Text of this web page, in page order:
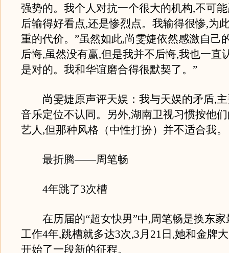
强势的。我个人对抗一个很大的机构,不可
后输得好看点,还是惨烈点。我输得很惨,为
重的代价。”虽然如此,尚雯婕依然感激自己
后悔,虽然没有赢,但是我并不后悔,我也一直
是对的。我和华谊磨合得很默契了。”
尚雯婕原声评天娱：我与天娱的矛盾,主
音乐定位不认同。另外,湖南卫视习惯按他
艺人,但那种风格（中性打扮）并不适合我。
最折腾——周笔畅
4年跳了3次槽
在历届的“超女快男”中,周笔畅是换东家
工作4年,跳槽就多达3次,3月21日,她和金牌
开始了一段新的征程。